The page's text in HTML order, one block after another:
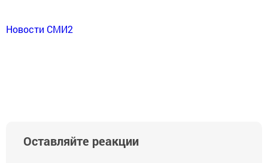
Новости СМИ2
Оставляйте реакции